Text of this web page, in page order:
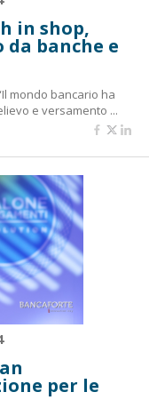
in shop,
banche e
mondo bancario ha
e versamento ...
per le